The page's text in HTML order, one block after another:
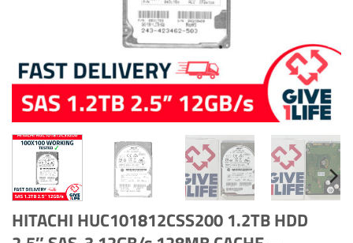
HITACHI HUC101812CSS200 1.2TB HDD